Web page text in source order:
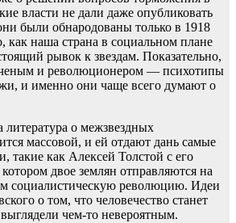
власти не дали даже опубликовать
были обнародованы только в 1918
как наша страна в социальном плане
рывок к звездам. Показательно,
и революционером — психотипы
и именно они чаще всего думают о
о межзвездных
массовой, и ей отдают дань самые
такие как Алексей Толстой с его
двое землян отправляются на
социалистическую революцию. Идеи
о том, что человечество станет
чем-то невероятным.